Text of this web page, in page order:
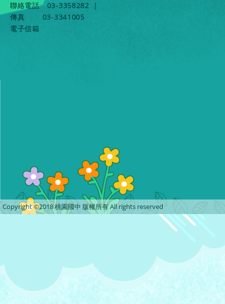
聯絡電話
03-3358282
|
傳真
03-3341005
電子信箱
Copyright ©2018 桃園國中 版權所有 All rights reserved